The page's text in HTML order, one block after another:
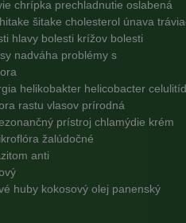
chrípka prechladnutie oslabená
šitake cholesterol únava
hlavy bolesti krížov bolesti
nadváha problémy s
helikobakter helicobacter
rastu vlasov prírodná
prístroj chlamýdie krém
žalúdočné
anti
huby kokosový olej panenský